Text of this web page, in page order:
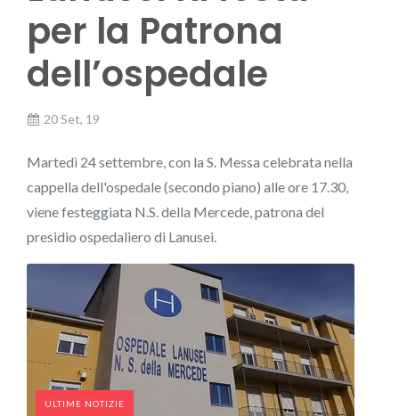
per la Patrona
dell’ospedale
20 Set, 19
Martedì 24 settembre, con la S. Messa celebrata nella
cappella dell'ospedale (secondo piano) alle ore 17.30,
viene festeggiata N.S. della Mercede, patrona del
presidio ospedaliero di Lanusei.
ULTIME NOTIZIE